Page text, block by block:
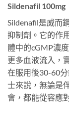
Sildenafil
Sildenafil是威而
抑制劑。它的作
體中的cGMP濃
更多血液流入，
在服用後30-60
士來說，無論是
會，都能從容應